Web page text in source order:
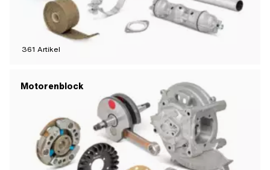
361 Artikel
Motorenblock